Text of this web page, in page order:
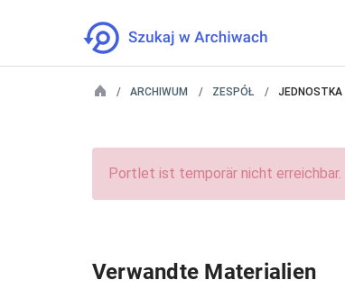
ARCHIWUM ZESPÓŁ JEDNOSTKA
Portlet ist temporär nicht erreichbar.
Verwandte Materialien